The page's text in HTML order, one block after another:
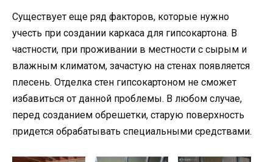
Существует еще ряд факторов, которые нужно
учесть при создании каркаса для гипсокартона. В
частности, при проживании в местности с сырым и
влажным климатом, зачастую на стенах появляется
плесень. Отделка стен гипсокартоном не сможет
избавиться от данной проблемы. В любом случае,
перед созданием обрешетки, старую поверхность
придется обрабатывать специальными средствами.